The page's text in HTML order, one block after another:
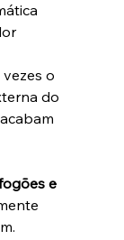
o
do
e